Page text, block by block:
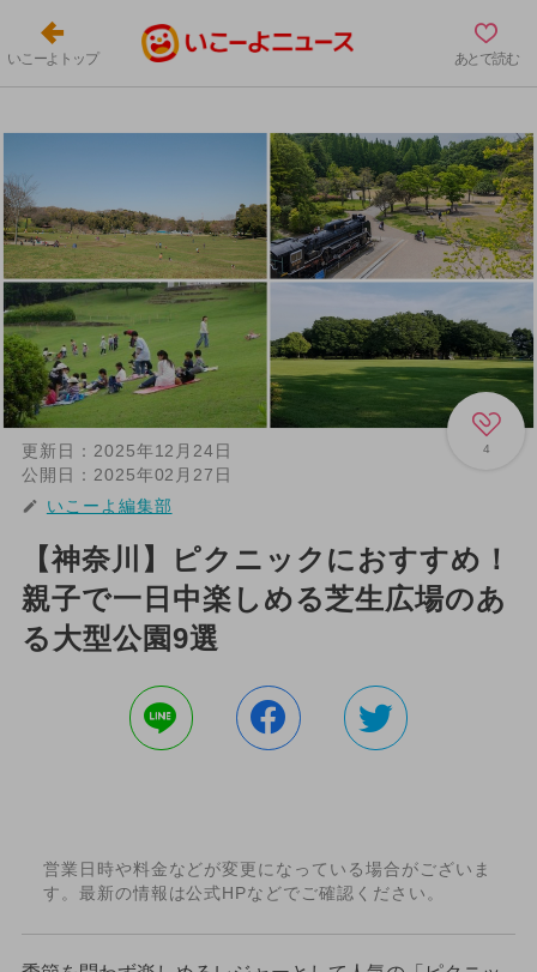
いこーよトップ あとで読む
4
更新日： 2025年12月24日
公開日： 2025年02月27日
いこーよ編集部
【神奈川】ピクニックにおすすめ！
親子で一日中楽しめる芝生広場のあ
る大型公園9選
営業日時や料金などが変更になっている場合がございま
す。最新の情報は公式HPなどでご確認ください。